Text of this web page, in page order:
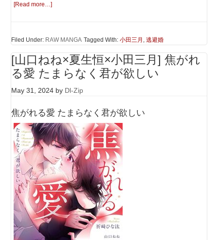
[Read more…]
Filed Under: RAW MANGA Tagged With:小田三月 ,逃避婚
[山口ねね×夏生恒×小田三月] 焦がれ
る愛 たまらなく君が欲しい
May 31, 2024 by Dl-Zip
焦がれる愛 たまらなく君が欲しい